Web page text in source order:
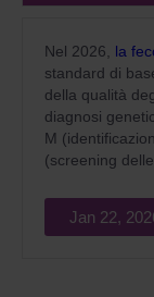
Nel 2026, la
standard di
della qualità
diagnosi
M
(screening
Jan 22,